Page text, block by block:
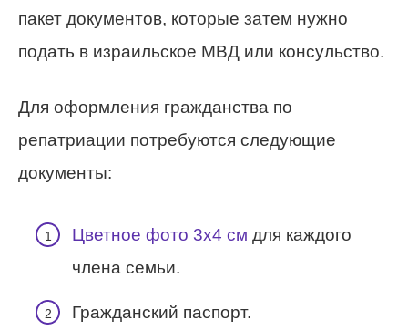
пакет документов, которые затем нужно
подать в израильское МВД или консульство.
Для оформления гражданства по
репатриации потребуются следующие
документы:
Цветное фото 3х4 см для каждого
члена семьи.
Гражданский паспорт.